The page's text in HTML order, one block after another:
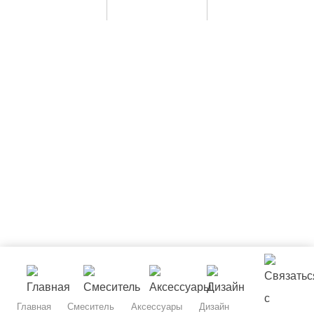
Главная Смеситель Аксессуары
Дизайн